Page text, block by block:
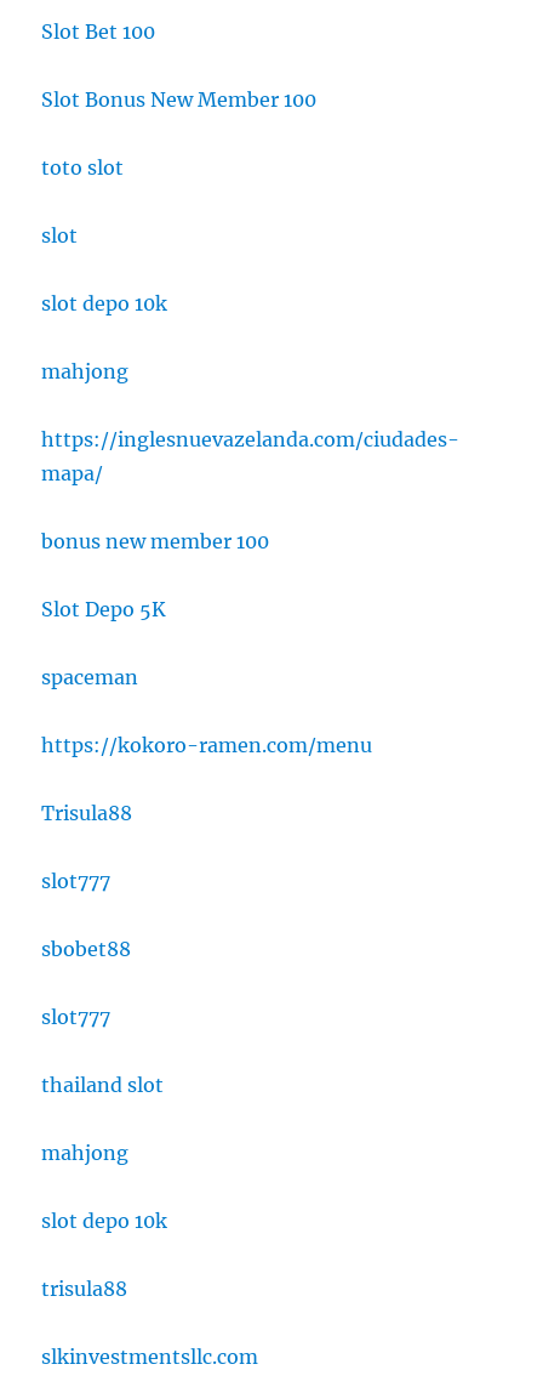
Slot Bet 100
Slot Bonus New Member 100
toto slot
slot
slot depo 10k
mahjong
https://inglesnuevazelanda.com/ciudades-
mapa/
bonus new member 100
Slot Depo 5K
spaceman
https://kokoro-ramen.com/menu
Trisula88
slot777
sbobet88
slot777
thailand slot
mahjong
slot depo 10k
trisula88
slkinvestmentsllc.com